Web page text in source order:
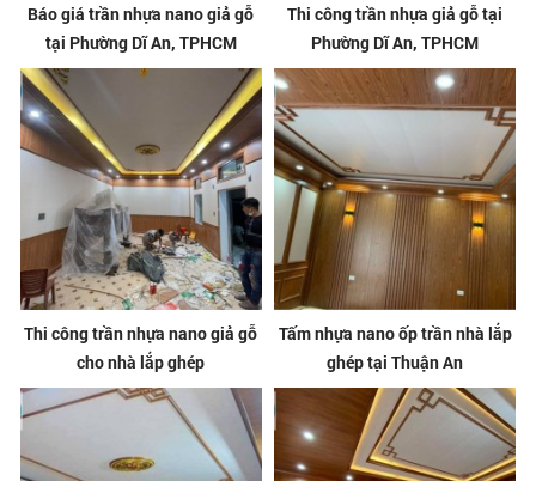
Báo giá trần nhựa nano giả gỗ
tại Phường Dĩ An, TPHCM
Thi công trần nhựa giả gỗ tại
Phường Dĩ An, TPHCM
Thi công trần nhựa nano giả gỗ
cho nhà lắp ghép
Tấm nhựa nano ốp trần nhà lắp
ghép tại Thuận An